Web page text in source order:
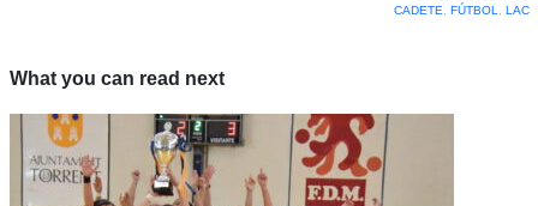
CADETE
FÚTBOL LAC
What you can read next